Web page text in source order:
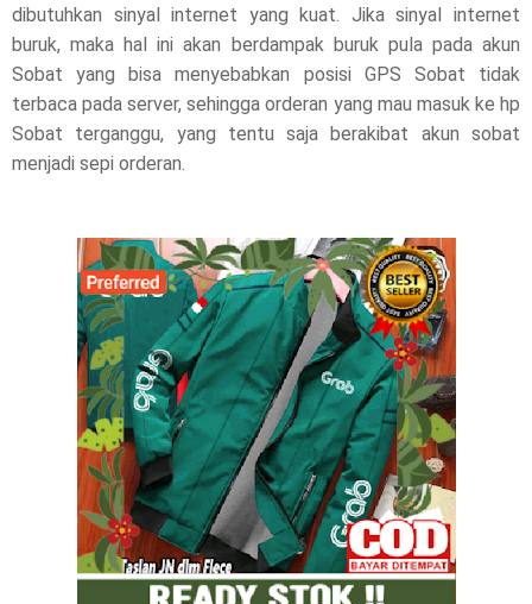
dibutuhkan sinyal internet yang kuat. Jika sinyal internet
buruk, maka hal ini akan berdampak buruk pula pada akun
Sobat yang bisa menyebabkan posisi GPS Sobat tidak
terbaca pada server, sehingga orderan yang mau masuk ke hp
Sobat terganggu, yang tentu saja berakibat akun sobat
menjadi sepi orderan.